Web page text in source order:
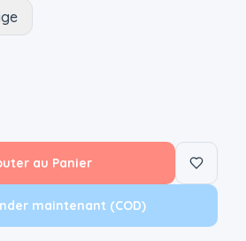
au Panier
maintenant (COD)